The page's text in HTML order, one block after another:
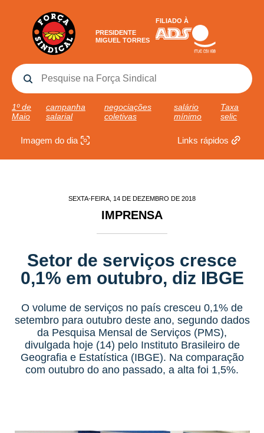
PRESIDENTE
MIGUEL TORRES
FILIADO À
1º de
Maio
campanha
salarial
negociações
coletivas
salário
mínimo
Taxa
selic
Imagem do dia Links rápidos
SEXTA-FEIRA, 14 DE DEZEMBRO DE 2018
IMPRENSA
Setor de serviços cresce
0,1% em outubro, diz IBGE
O volume de serviços no país cresceu 0,1% de
setembro para outubro deste ano, segundo dados
da Pesquisa Mensal de Serviços (PMS),
divulgada hoje (14) pelo Instituto Brasileiro de
Geografia e Estatística (IBGE). Na comparação
com outubro do ano passado, a alta foi 1,5%.